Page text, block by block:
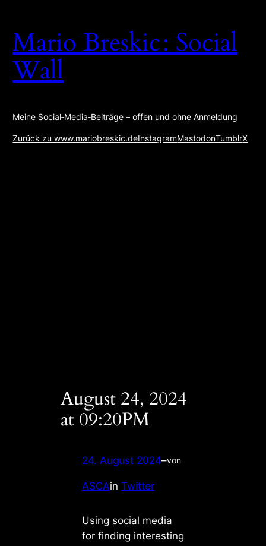
springen
Mario Breskic : Social
Wall
Meine Social‑Media‑Beiträge – offen und ohne Anmeldung
Zurück zu www.mariobreskic.deInstagramMastodonTumblrX
August 24, 2024
at 09:20PM
24. August 2024–von
ASCAin Twitter
Using social media
for finding interesting